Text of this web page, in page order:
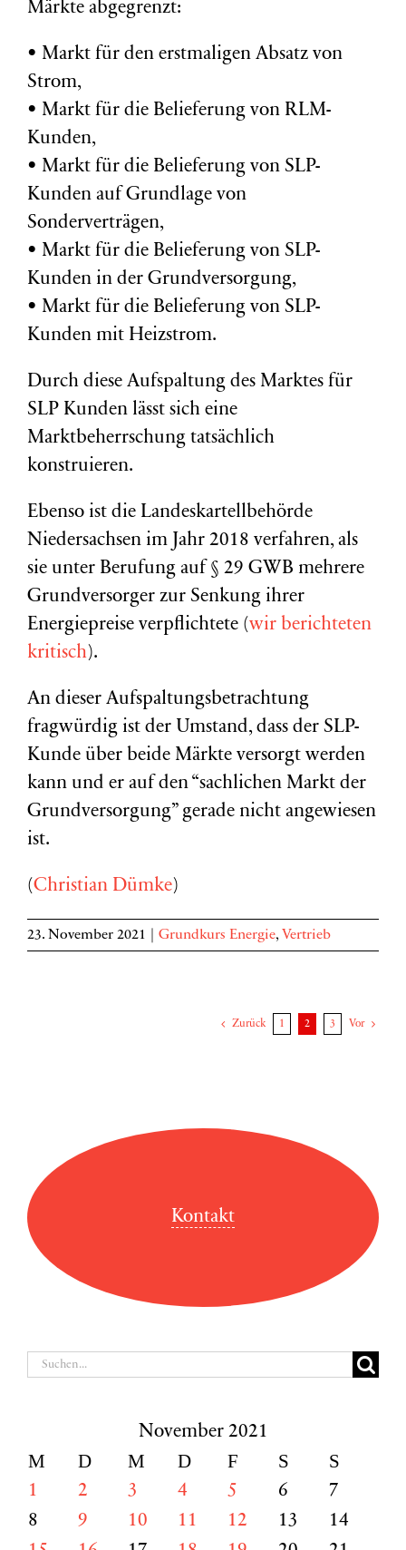
Märkte abgegrenzt:
• Markt für den erstmaligen Absatz von
Strom,
• Markt für die Belieferung von RLM-
Kunden,
• Markt für die Belieferung von SLP-
Kunden auf Grundlage von
Sonderverträgen,
• Markt für die Belieferung von SLP-
Kunden in der Grundversorgung,
• Markt für die Belieferung von SLP-
Kunden mit Heizstrom.
Durch diese Aufspaltung des Marktes für
SLP Kunden lässt sich eine
Marktbeherrschung tatsächlich
konstruieren.
Ebenso ist die Landeskartellbehörde
Niedersachsen im Jahr 2018 verfahren, als
sie unter Berufung auf § 29 GWB mehrere
Grundversorger zur Senkung ihrer
Energiepreise verpflichtete (wir berichteten
kritisch).
An dieser Aufspaltungsbetrachtung
fragwürdig ist der Umstand, dass der SLP-
Kunde über beide Märkte versorgt werden
kann und er auf den “sachlichen Markt der
Grundversorgung” gerade nicht angewiesen
ist.
(Christian Dümke)
23. November 2021 Grundkurs Energie, Vertrieb
Zurück 1 2 3 Vor
Kontakt
Suche
November 2021
M D M D F S S
1 2 3 4 5 6
7
8
9 10 11 12 13
14